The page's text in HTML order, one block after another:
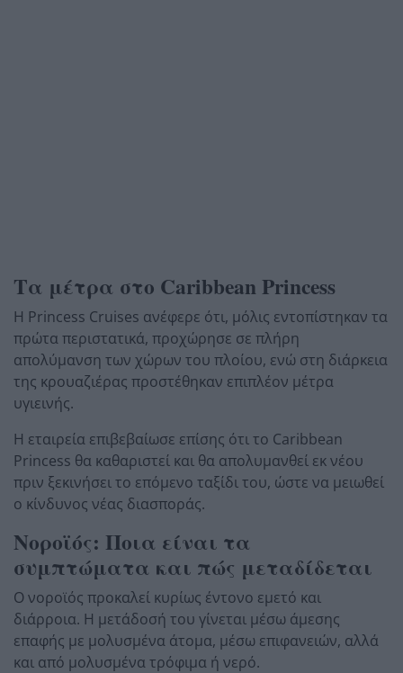
Τα μέτρα στο Caribbean Princess
Η Princess Cruises ανέφερε ότι, μόλις εντοπίστηκαν τα
πρώτα περιστατικά, προχώρησε σε πλήρη
απολύμανση των χώρων του πλοίου, ενώ στη διάρκεια
της κρουαζιέρας προστέθηκαν επιπλέον μέτρα
υγιεινής.
Η εταιρεία επιβεβαίωσε επίσης ότι το Caribbean
Princess θα καθαριστεί και θα απολυμανθεί εκ νέου
πριν ξεκινήσει το επόμενο ταξίδι του, ώστε να μειωθεί
ο κίνδυνος νέας διασποράς.
Νοροϊός: Ποια είναι τα
συμπτώματα και πώς μεταδίδεται
Ο νοροϊός προκαλεί κυρίως έντονο εμετό και
διάρροια. Η μετάδοσή του γίνεται μέσω άμεσης
επαφής με μολυσμένα άτομα, μέσω επιφανειών, αλλά
και από μολυσμένα τρόφιμα ή νερό.